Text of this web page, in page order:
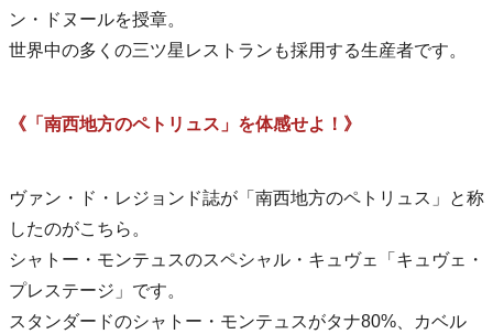
ン・ドヌールを授章。
世界中の多くの三ツ星レストランも採用する生産者です。
《「南西地方のペトリュス」を体感せよ！》
ヴァン・ド・レジョンド誌が「南西地方のペトリュス」と称
したのがこちら。
シャトー・モンテュスのスペシャル・キュヴェ「キュヴェ・
プレステージ」です。
スタンダードのシャトー・モンテュスがタナ80%、カベル